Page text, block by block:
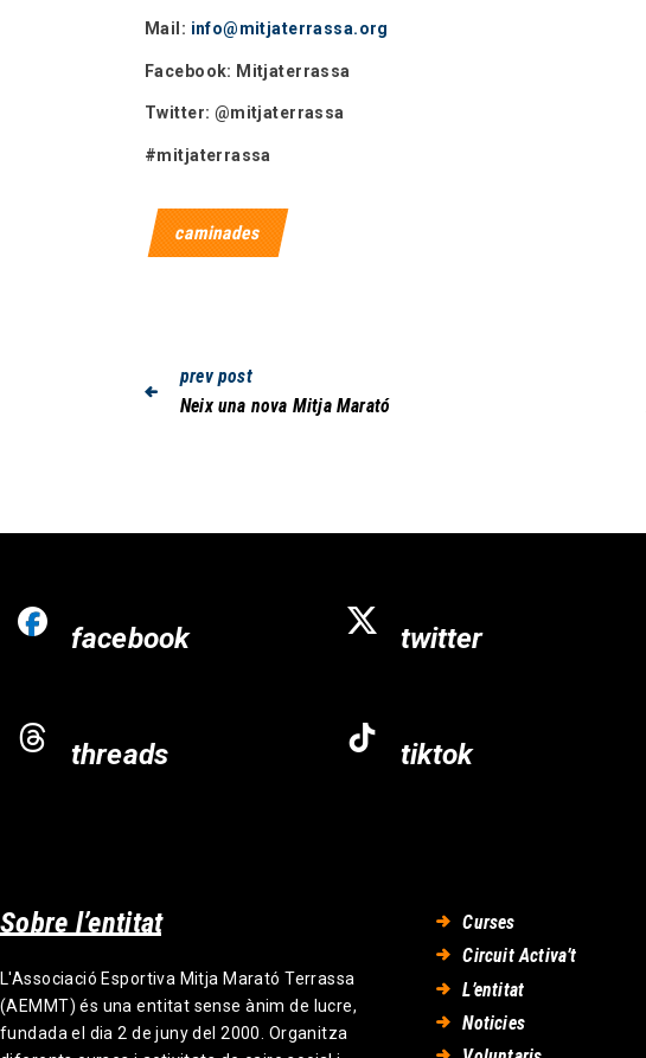
Mail: info@mitjaterrassa.org
Facebook: Mitjaterrassa
Twitter: @mitjaterrassa
#mitjaterrassa
caminades
prev post
Neix una nova Mitja Marató
facebook twitter
threads tiktok
Sobre l’entitat
L'Associació Esportiva Mitja Marató Terrassa
(AEMMT) és una entitat sense ànim de lucre,
fundada el dia 2 de juny del 2000. Organitza
Curses
Circuit Activa’t
L’entitat
Noticies